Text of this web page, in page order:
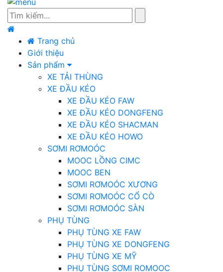
Trang chủ
Giới thiệu
Sản phẩm
XE TẢI THÙNG
XE ĐẦU KÉO
XE ĐẦU KÉO FAW
XE ĐẦU KÉO DONGFENG
XE ĐẦU KÉO SHACMAN
XE ĐẦU KÉO HOWO
SƠMI RƠMOÓC
MOOC LỒNG CIMC
MOOC BEN
SƠMI RƠMOÓC XƯƠNG
SƠMI RƠMOÓC CỔ CÒ
SƠMI RƠMOÓC SÀN
PHỤ TÙNG
PHỤ TÙNG XE FAW
PHỤ TÙNG XE DONGFENG
PHỤ TÙNG XE MỸ
PHỤ TÙNG SƠMI ROMOOC